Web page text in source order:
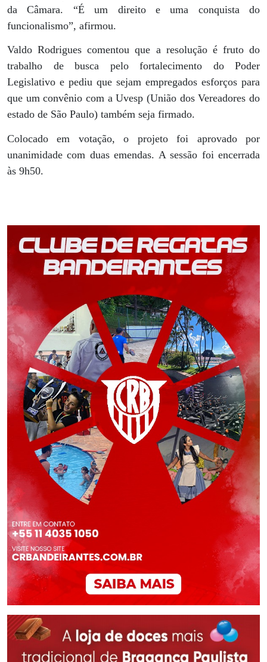
da Câmara. “É um direito e uma conquista do
funcionalismo”, afirmou.
Valdo Rodrigues comentou que a resolução é fruto do
trabalho de busca pelo fortalecimento do Poder
Legislativo e pediu que sejam empregados esforços para
que um convênio com a Uvesp (União dos Vereadores do
estado de São Paulo) também seja firmado.
Colocado em votação, o projeto foi aprovado por
unanimidade com duas emendas. A sessão foi encerrada
às 9h50.